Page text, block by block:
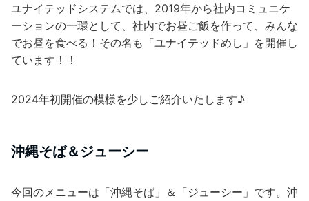
ユナイテッドシステムでは、2019年から社内コミュニケ
ーションの一環として、社内でお昼ご飯を作って、みんな
でお昼を食べる！その名も「ユナイテッドめし」を開催し
ています！！
2024年初開催の模様を少しご紹介いたします♪
沖縄そば＆ジューシー
今回のメニューは「沖縄そば」＆「ジューシー」です。沖